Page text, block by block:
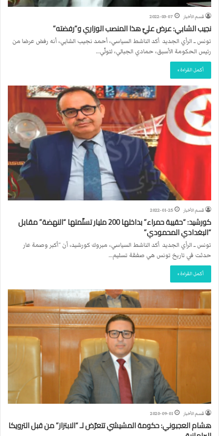
قسم الأخبار 2022-03-07
نجيب الشابي: عرض عليّ هذا المنصب الوزاري و”رفضته”
تونس ــ الرأي الجديد أكد الناشط السياسي، أحمد نجيب الشابي، أنه رفض عرضا من
رئيس الحكومة الأسبق، حمادي الجبالي، لتولّي…
أكمل القراءة »
قسم الأخبار 2022-01-25
كورشيد: “حقيبة حمراء” بداخلها 200 مليار تسلّمتها “النهضة” مقابل
“البغدادي المحمودي”
تونس ــ الرأي الجديد أكد الناشط السياسي، مبروك كورشيد، أن “أكبر وصمة عار
حدثت في تاريخ تونس هي صفقة تسليم…
أكمل القراءة »
قسم الأخبار 2020-09-01
هشام العجبوني: حكومة المشيشي تتعرّض لـ “الابتزاز” من قبل الترويكا